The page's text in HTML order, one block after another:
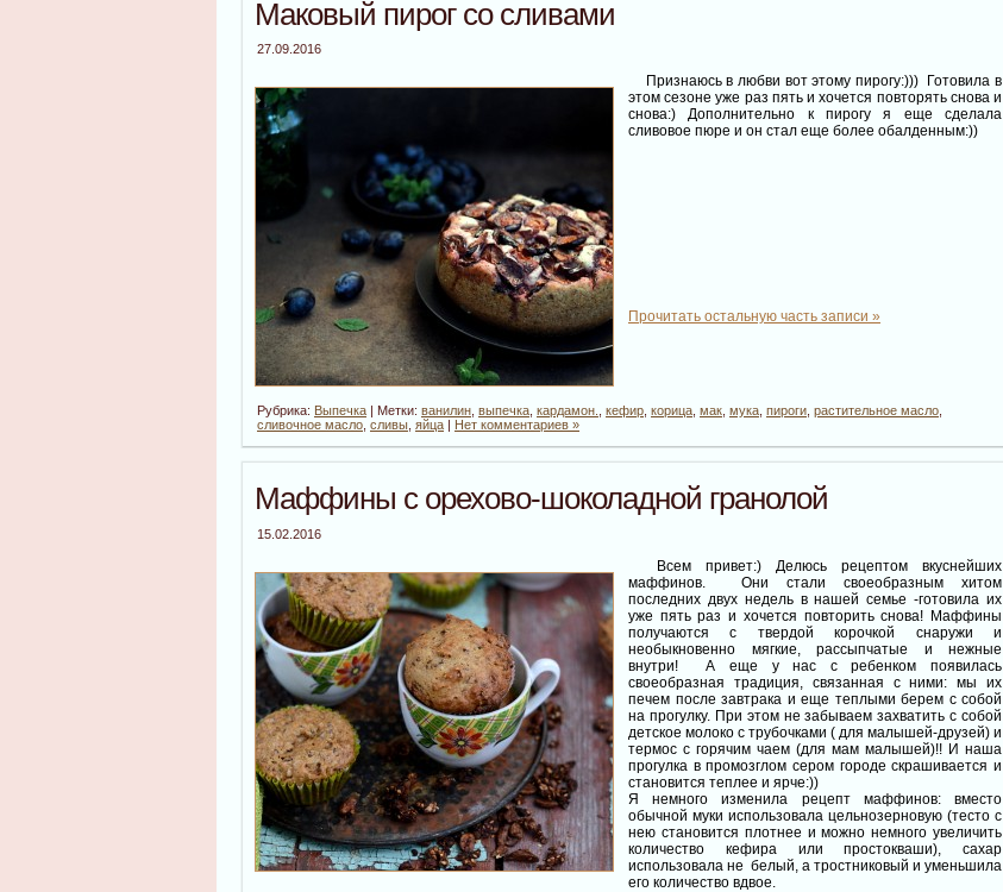
Маковый пирог со сливами
27.09.2016
Признаюсь в любви вот этому пирогу:))) Готовила в
этом сезоне уже раз пять и хочется повторять снова и
снова:) Дополнительно к пирогу я еще сделала
сливовое пюре и он стал еще более обалденным:))
Прочитать остальную часть записи »
Рубрика: Выпечка | Метки: ванилин выпечка кардамон. кефир корица мак мука пироги растительное масло
сливочное масло сливы яйца Нет комментариев »
Маффины с орехово-шоколадной гранолой
15.02.2016
Всем привет:) Делюсь рецептом вкуснейших
маффинов. Они стали своеобразным хитом
последних двух недель в нашей семье -готовила их
уже пять раз и хочется повторить снова! Маффины
получаются с твердой корочкой снаружи и
необыкновенно мягкие, рассыпчатые и нежные
внутри! А еще у нас с ребенком появилась
своеобразная традиция, связанная с ними: мы их
печем после завтрака и еще теплыми берем с собой
на прогулку. При этом не забываем захватить с собой
детское молоко с трубочками ( для малышей-друзей) и
термос с горячим чаем (для мам малышей)!! И наша
прогулка в промозглом сером городе скрашивается и
становится теплее и ярче:))
Я немного изменила рецепт маффинов: вместо
обычной муки использовала цельнозерновую (тесто с
нею становится плотнее и можно немного увеличить
количество кефира или простокваши), сахар
использовала не белый, а тростниковый и уменьшила
его количество вдвое.